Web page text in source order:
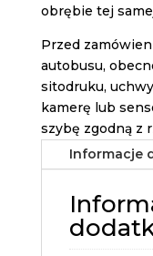
obrębie tej
Przed
autobusu,
sitodruku,
kamerę lub
szybę zgodną z
Informacje